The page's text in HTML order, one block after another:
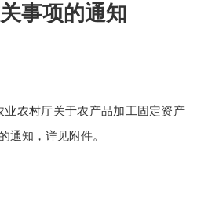
事项的通知
农村厅关于农产品加工固定资产
通知，详见附件。